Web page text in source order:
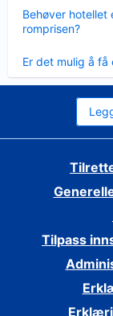
Behøver hotellet
romprisen?
mindre
Er det mulig å
mindre
Tilpass